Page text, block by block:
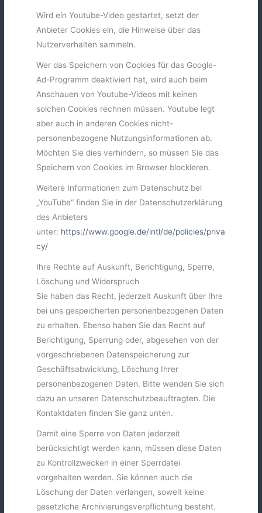
Wird ein Youtube-Video gestartet, setzt der
Anbieter Cookies ein, die Hinweise über das
Nutzerverhalten sammeln.
Wer das Speichern von Cookies für das Google-
Ad-Programm deaktiviert hat, wird auch beim
Anschauen von Youtube-Videos mit keinen
solchen Cookies rechnen müssen. Youtube legt
aber auch in anderen Cookies nicht-
personenbezogene Nutzungsinformationen ab.
Möchten Sie dies verhindern, so müssen Sie das
Speichern von Cookies im Browser blockieren.
Weitere Informationen zum Datenschutz bei
„YouTube“ finden Sie in der Datenschutzerklärung
des Anbieters
unter: https://www.google.de/intl/de/policies/priva
cy/
Ihre Rechte auf Auskunft, Berichtigung, Sperre,
Löschung und Widerspruch
Sie haben das Recht, jederzeit Auskunft über Ihre
bei uns gespeicherten personenbezogenen Daten
zu erhalten. Ebenso haben Sie das Recht auf
Berichtigung, Sperrung oder, abgesehen von der
vorgeschriebenen Datenspeicherung zur
Geschäftsabwicklung, Löschung Ihrer
personenbezogenen Daten. Bitte wenden Sie sich
dazu an unseren Datenschutzbeauftragten. Die
Kontaktdaten finden Sie ganz unten.
Damit eine Sperre von Daten jederzeit
berücksichtigt werden kann, müssen diese Daten
zu Kontrollzwecken in einer Sperrdatei
vorgehalten werden. Sie können auch die
Löschung der Daten verlangen, soweit keine
gesetzliche Archivierungsverpflichtung besteht.